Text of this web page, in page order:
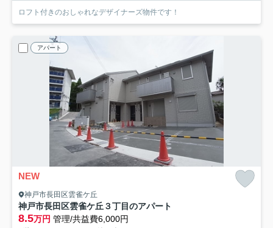
ロフト付きのおしゃれなデザイナーズ物件です！
アパート
NEW
神戸市長田区雲雀ケ丘
神戸市長田区雲雀ケ丘３丁目のアパート
8.5万円 管理/共益費6,000円